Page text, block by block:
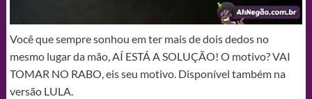
Você que sempre sonhou em ter mais de dois dedos no
mesmo lugar da mão, AÍ ESTÁ A SOLUÇÃO! O motivo? VAI
TOMAR NO RABO, eis seu motivo. Disponível também na
versão LULA.